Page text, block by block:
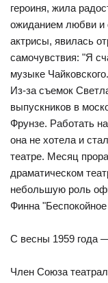
героиня, жила
ожиданием любви и
актрисы, явилась
самочувствия: "Я
музыке
Из-за съемок
выпускников в
Фрунзе. Работать
она не хотела и
театре. Месяц
драматическом
небольшую роль
Финна
С весны 1959 года
Член Союза